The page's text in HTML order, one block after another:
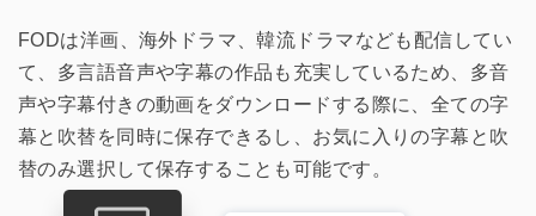
FODは洋画、海外ドラマ、韓流ドラマなども配信してい
て、多言語音声や字幕の作品も充実しているため、多音
声や字幕付きの動画をダウンロードする際に、全ての字
幕と吹替を同時に保存できるし、お気に入りの字幕と吹
替のみ選択して保存することも可能です。